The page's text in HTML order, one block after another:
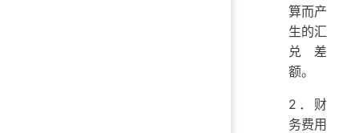
算而产
生的汇
兑差
额。
2．财
务费用